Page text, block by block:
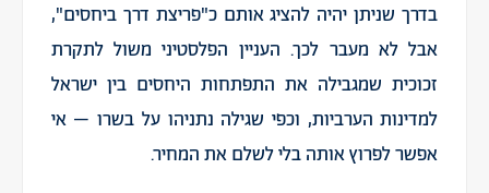
בדרך שניתן יהיה להציג אותם כ"פריצת דרך ביחסים",
אבל לא מעבר לכך. העניין הפלסטיני משול לתקרת
זכוכית שמגבילה את התפתחות היחסים בין ישראל
למדינות הערביות, וכפי שגילה נתניהו על בשרו – אי
אפשר לפרוץ אותה בלי לשלם את המחיר.